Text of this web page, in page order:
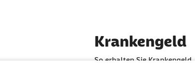
Krankengeld
So erhalten Sie Krankengeld